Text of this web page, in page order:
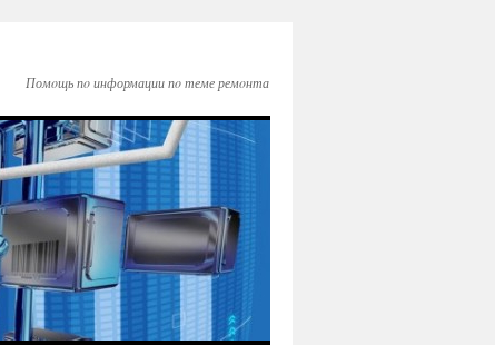
Помοщь пο информации пο теме ремοнта